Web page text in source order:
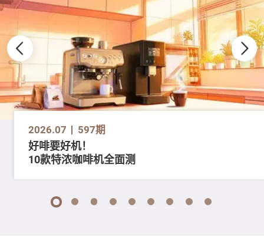
2026.07 597期
好啡要好机！
10款特浓咖啡机全面测
1 2 3 4 5 6 7 8 9